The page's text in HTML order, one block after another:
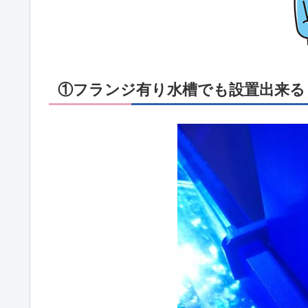
①フランジ有り水槽でも設置出来る